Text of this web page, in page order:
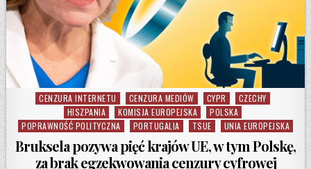
Posted in
CENZURA INTERNETU CENZURA MEDIÓW CYPR
CZECHY
HISZPANIA
KOMISJA EUROPEJSKA
POLSKA
POPRAWNOŚĆ POLITYCZNA
PORTUGALIA TSUE UNIA EUROPEJSKA
Bruksela pozywa pięć krajów UE, w tym Polskę,
za brak egzekwowania cenzury cyfrowej